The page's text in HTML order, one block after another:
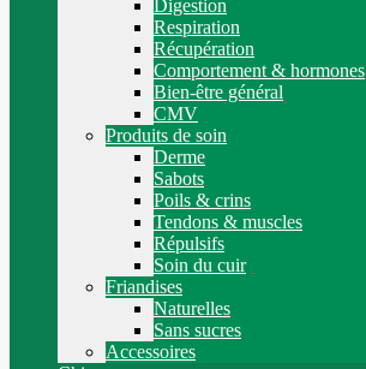
Digestion
Respiration
Récupération
Comportement & hormones
Bien-être général
CMV
Produits de soin
Derme
Sabots
Poils & crins
Tendons & muscles
Répulsifs
Soin du cuir
Friandises
Naturelles
Sans sucres
Accessoires